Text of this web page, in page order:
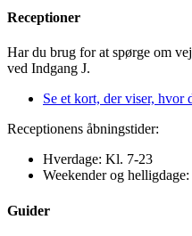
Receptioner
Har du brug for at spørge om
ved Indgang J.
Se et kort, der viser, hvor
Receptionens åbningstider:
Hverdage: Kl. 7-23
Weekender og
Guider